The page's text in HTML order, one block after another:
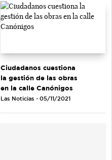
Ciudadanos cuestiona
la gestión de las obras
en la calle Canónigos
Las Noticias - 05/11/2021